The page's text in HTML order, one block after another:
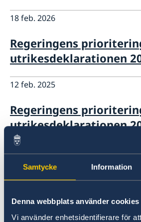
Samtycke Information
Denna webbplats använder cookies
Vi använder enhetsidentifierare för
18 feb. 2026
Regeringens
utrikesdeklarationen
12 feb. 2025
Regeringens
utrikesdeklarationen
08 nov. 2024
anmäla sig till
10 sep. 2024